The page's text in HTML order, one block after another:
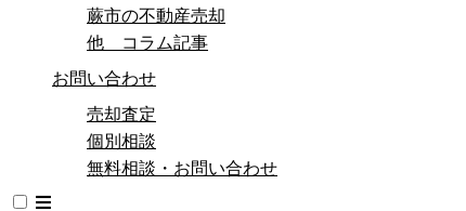
蕨市の不動産売却
他 コラム記事
お問い合わせ
売却査定
個別相談
無料相談・お問い合わせ